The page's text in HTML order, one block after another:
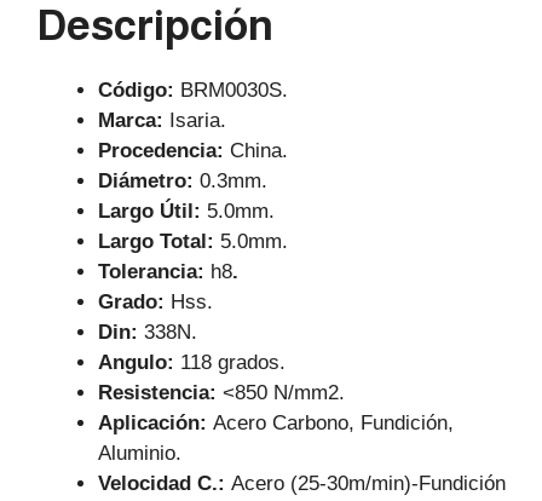
p
o
Descripción
Código: BRM0030S.
Marca: Isaria.
Procedencia: China.
Diámetro: 0.3mm.
Largo Útil: 5.0mm.
Largo Total: 5.0mm.
Tolerancia: h8.
Grado: Hss.
Din: 338N.
Angulo: 118 grados.
Resistencia: <850 N/mm2.
Aplicación: Acero Carbono, Fundición,
Aluminio.
Velocidad C.: Acero (25-30m/min)-Fundición